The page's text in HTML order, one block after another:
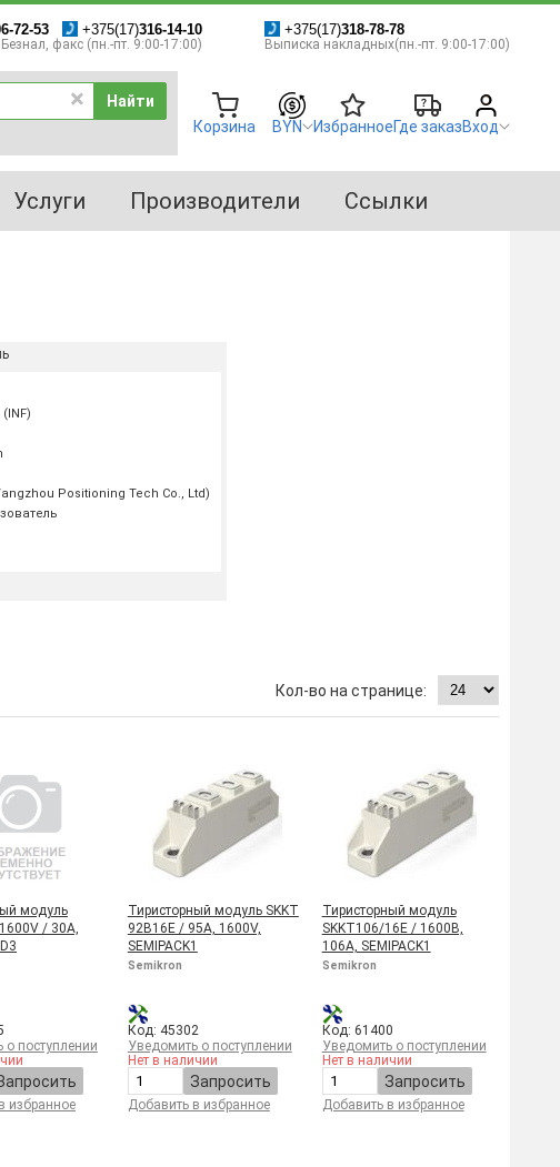
72-53 +375(17)316-14-10
Безнал, факс (пн.-пт. 9:00-17:00)
+375(17)318-78-78
Выписка накладных(пн.-пт. 9:00-17:00)
Найти
Корзина BYN ИзбранноеГде заказВход
Услуги Производители
Ссылки
Positioning Tech Co., Ltd)
модуль
/ 30A,
о поступлении
избранное
Тиристорный модуль SKKT
92B16E / 95A, 1600V,
SEMIPACK1
Semikron
Код: 45302
Уведомить о поступлении
Нет в наличии
Запросить
Добавить в избранное
Тиристорный модуль
SKKT106/16E / 1600В,
106А, SEMIPACK1
Semikron
Код: 61400
Уведомить о поступлении
Нет в наличии
Запросить
Добавить в избранное